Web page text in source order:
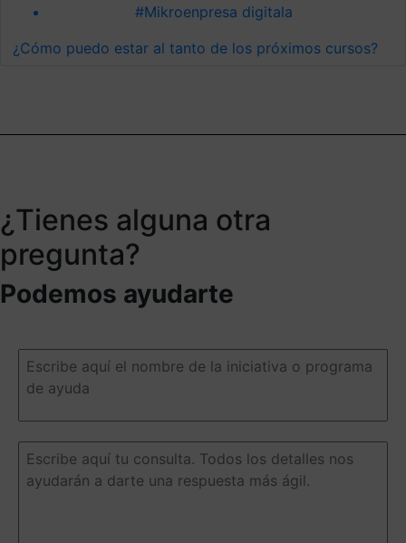
#Mikroenpresa digitala
¿Cómo puedo estar al tanto de los próximos cursos?
¿Tienes alguna otra
pregunta?
Podemos ayudarte
Escribe
aquí
el
la
iniciativa
Escribe
aquí
tu